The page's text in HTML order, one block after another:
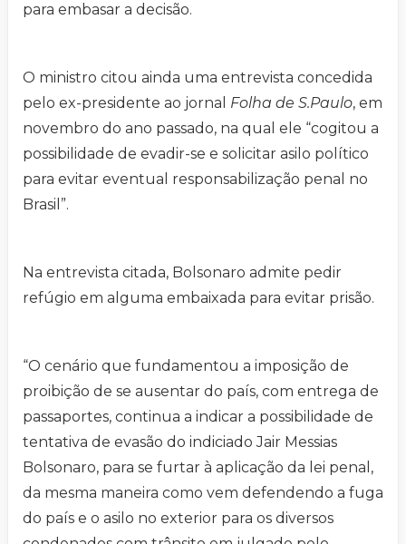
para embasar a decisão.
O ministro citou ainda uma entrevista concedida
pelo ex-presidente ao jornal Folha de S.Paulo, em
novembro do ano passado, na qual ele “cogitou a
possibilidade de evadir-se e solicitar asilo político
para evitar eventual responsabilização penal no
Brasil”.
Na entrevista citada, Bolsonaro admite pedir
refúgio em alguma embaixada para evitar prisão.
“O cenário que fundamentou a imposição de
proibição de se ausentar do país, com entrega de
passaportes, continua a indicar a possibilidade de
tentativa de evasão do indiciado Jair Messias
Bolsonaro, para se furtar à aplicação da lei penal,
da mesma maneira como vem defendendo a fuga
do país e o asilo no exterior para os diversos